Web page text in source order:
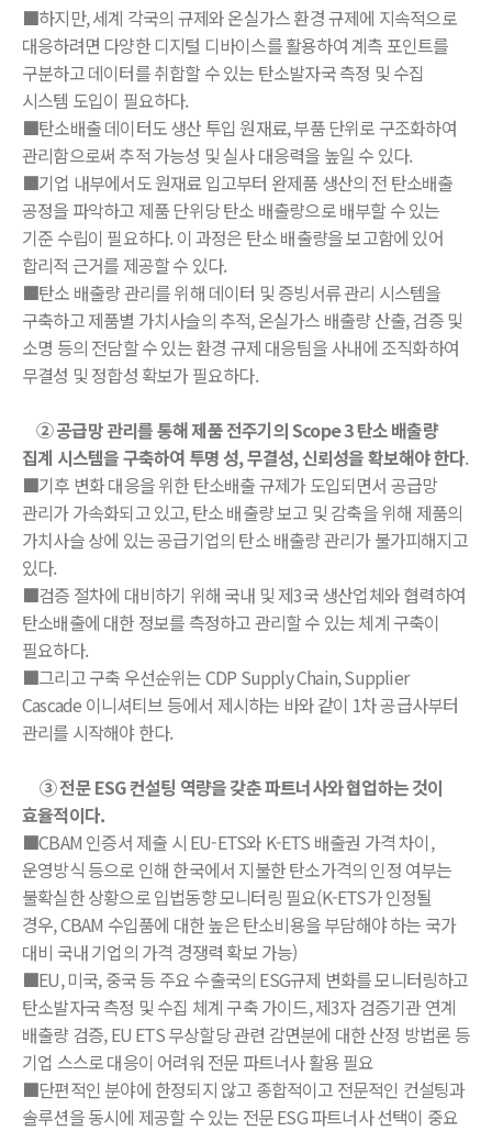
■하지만, 세계 각국의 규제와 온실가스 환경 규제에 지속적으로
대응하려면 다양한 디지털 디바이스를 활용하여 계측 포인트를
구분하고 데이터를 취합할 수 있는 탄소발자국 측정 및 수집
시스템 도입이 필요하다.
■탄소배출 데이터도 생산 투입 원재료, 부품 단위로 구조화하여
관리함으로써 추적 가능성 및 실사 대응력을 높일 수 있다.
■기업 내부에서도 원재료 입고부터 완제품 생산의 전 탄소배출
공정을 파악하고 제품 단위당 탄소 배출량으로 배부할 수 있는
기준 수립이 필요하다. 이 과정은 탄소 배출량을 보고함에 있어
합리적 근거를 제공할 수 있다.
■탄소 배출량 관리를 위해 데이터 및 증빙서류 관리 시스템을
구축하고 제품별 가치사슬의 추적, 온실가스 배출량 산출, 검증 및
소명 등의 전담할 수 있는 환경 규제 대응팀을 사내에 조직화하여
무결성 및 정합성 확보가 필요하다.
② 공급망 관리를 통해 제품 전주기의 Scope 3 탄소 배출량
집계 시스템을 구축하여 투명 성, 무결성, 신뢰성을 확보해야 한다.
■기후 변화 대응을 위한 탄소배출 규제가 도입되면서 공급망
관리가 가속화되고 있고, 탄소 배출량 보고 및 감축을 위해 제품의
가치사슬 상에 있는 공급기업의 탄소 배출량 관리가 불가피해지고
있다.
■검증 절차에 대비하기 위해 국내 및 제3국 생산업체와 협력하여
탄소배출에 대한 정보를 측정하고 관리할 수 있는 체계 구축이
필요하다.
■그리고 구축 우선순위는 CDP Supply Chain, Supplier
Cascade 이니셔티브 등에서 제시하는 바와 같이 1차 공급사부터
관리를 시작해야 한다.
③ 전문 ESG 컨설팅 역량을 갖춘 파트너사와 협업하는 것이
효율적이다.
■CBAM 인증서 제출 시 EU-ETS와 K-ETS 배출권 가격 차이,
운영방식 등으로 인해 한국에서 지불한 탄소가격의 인정 여부는
불확실한 상황으로 입법동향 모니터링 필요(K-ETS가 인정될
경우, CBAM 수입품에 대한 높은 탄소비용을 부담해야 하는 국가
대비 국내 기업의 가격 경쟁력 확보 가능)
■EU, 미국, 중국 등 주요 수출국의 ESG규제 변화를 모니터링하고
탄소발자국 측정 및 수집 체계 구축 가이드, 제3자 검증기관 연계
배출량 검증, EU ETS 무상할당 관련 감면분에 대한 산정 방법론 등
기업 스스로 대응이 어려워 전문 파트너사 활용 필요
■단편적인 분야에 한정되지 않고 종합적이고 전문적인 컨설팅과
솔루션을 동시에 제공할 수 있는 전문 ESG 파트너사 선택이 중요